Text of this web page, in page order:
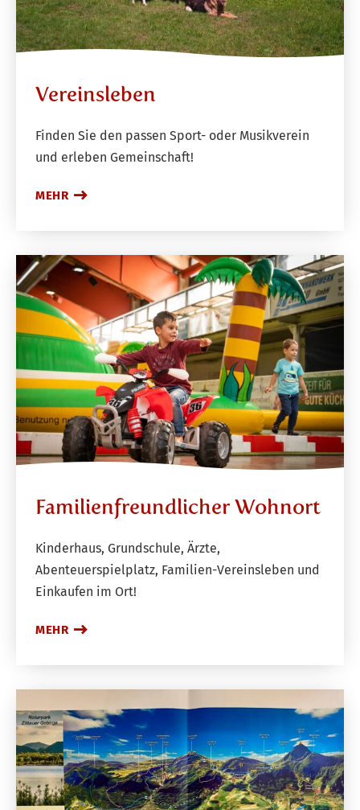
Vereinsleben
Finden Sie den passen Sport- oder Musikverein
und erleben Gemeinschaft!
MEHR
Familienfreundlicher Wohnort
Kinderhaus, Grundschule, Ärzte,
Abenteuerspielplatz, Familien-Vereinsleben und
Einkaufen im Ort!
MEHR